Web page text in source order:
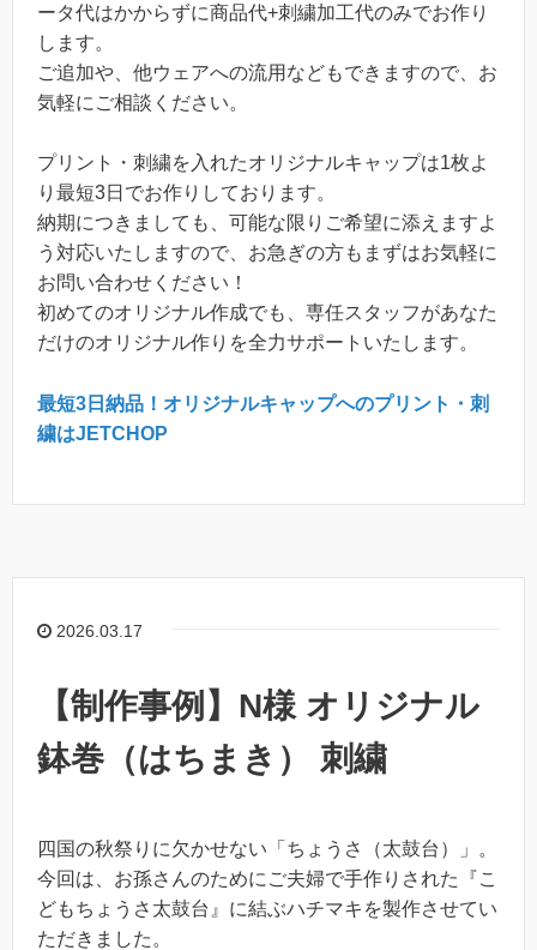
ータ代はかからずに商品代+刺繍加工代のみでお作り
します。
ご追加や、他ウェアへの流用などもできますので、お
気軽にご相談ください。
プリント・刺繍を入れたオリジナルキャップは1枚よ
り最短3日でお作りしております。
納期につきましても、可能な限りご希望に添えますよ
う対応いたしますので、お急ぎの方もまずはお気軽に
お問い合わせください！
初めてのオリジナル作成でも、専任スタッフがあなた
だけのオリジナル作りを全力サポートいたします。
最短3日納品！オリジナルキャップへのプリント・刺
繍はJETCHOP
2026.03.17
【制作事例】N様 オリジナル
鉢巻（はちまき） 刺繍
四国の秋祭りに欠かせない「ちょうさ（太鼓台）」。
今回は、お孫さんのためにご夫婦で手作りされた『こ
どもちょうさ太鼓台』に結ぶハチマキを製作させてい
ただきました。